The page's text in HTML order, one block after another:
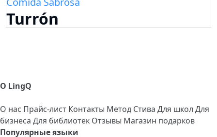
Turrón
О LingQ
О нас Прайс-лист Контакты Метод Стива Для школ Для
бизнеса Для библиотек Отзывы Магазин подарков
Популярные языки